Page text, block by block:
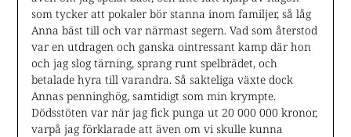
som tycker att pokaler bör stanna inom familjer, så låg
Anna bäst till och var närmast segern. Vad som återstod
var en utdragen och ganska ointressant kamp där hon
och jag slog tärning, sprang runt spelbrädet, och
betalade hyra till varandra. Så sakteliga växte dock
Annas penninghög, samtidigt som min krympte.
Dödsstöten var när jag fick punga ut 20 000 000 kronor,
varpå jag förklarade att även om vi skulle kunna